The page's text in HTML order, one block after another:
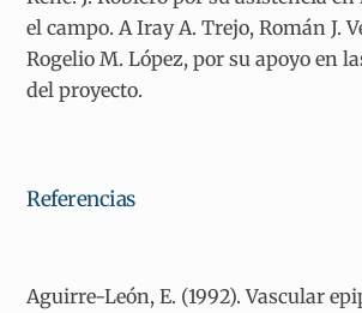
el campo. A Iray A. Trejo, Román J.
Rogelio M. López, por su apoyo en
del proyecto.
Referencias
Aguirre-León, E. (1992). Vascular